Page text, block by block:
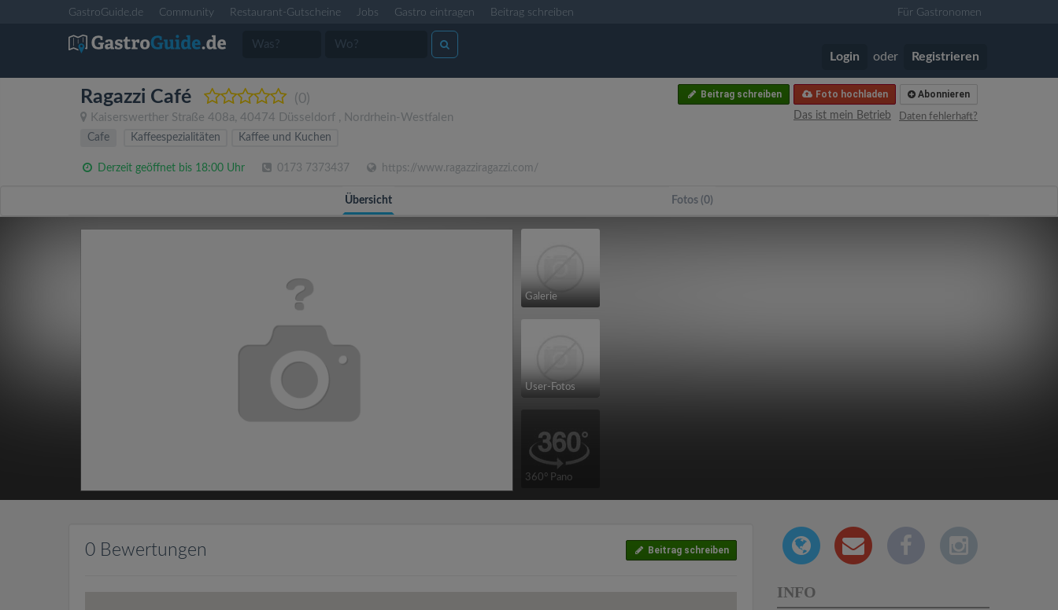
GastroGuide.de Community Restaurant-Gutscheine Jobs Gastro eintragen Beitrag schreiben Für Gastronomen
Login oder Registrieren
Ragazzi Café (0)
Kaiserswerther Straße 408a, 40474 Düsseldorf , Nordrhein-Westfalen
Abonnieren
Foto hochladen
Beitrag schreiben
Daten fehlerhaft?
Das ist mein Betrieb
Cafe
Kaffeespezialitäten Kaffee und Kuchen
Derzeit geöffnet bis 18:00 Uhr 0173 7373437 https://www.ragazziragazzi.com/
Übersicht Fotos (0)
Galerie
User-Fotos
360° Pano
0 Bewertungen Beitrag schreiben
INFO